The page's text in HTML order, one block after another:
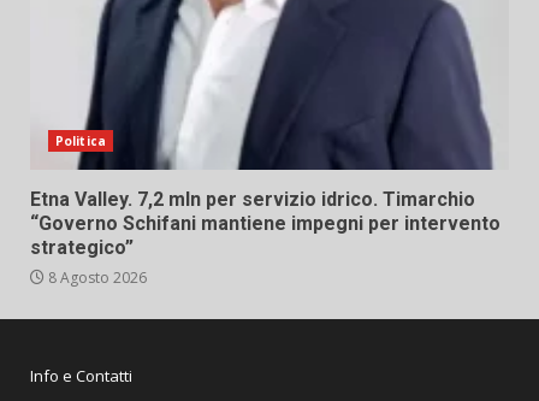
Politica
Etna Valley. 7,2 mln per servizio idrico. Timarchio
“Governo Schifani mantiene impegni per intervento
strategico”
8 Agosto 2026
Info e Contatti